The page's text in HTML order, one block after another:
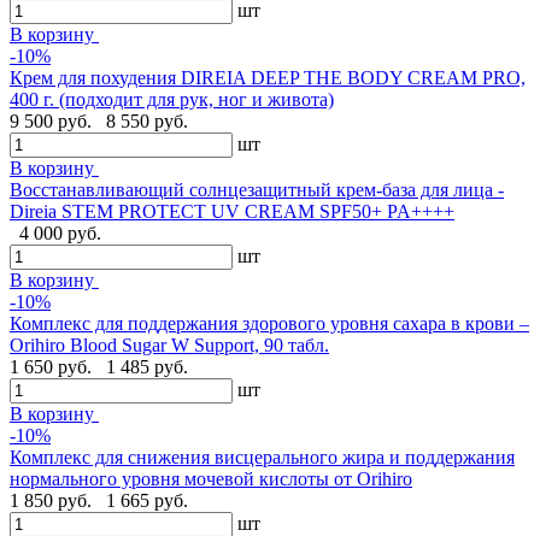
шт
В корзину
-10%
Крем для похудения DIREIA DEEP THE BODY CREAM PRO,
400 г. (подходит для рук, ног и живота)
9 500 руб.
8 550 руб.
шт
В корзину
Восстанавливающий солнцезащитный крем-база для лица -
Direia STEM PROTECT UV CREAM SPF50+ PA++++
4 000 руб.
шт
В корзину
-10%
Комплекс для поддержания здорового уровня сахара в крови –
Orihiro Blood Sugar W Support, 90 табл.
1 650 руб.
1 485 руб.
шт
В корзину
-10%
Комплекс для снижения висцерального жира и поддержания
нормального уровня мочевой кислоты от Orihiro
1 850 руб.
1 665 руб.
шт